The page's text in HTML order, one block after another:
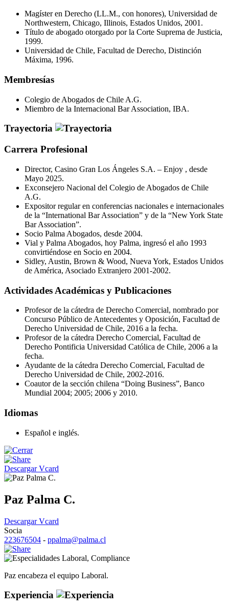
Magíster en Derecho (LL.M., con honores), Universidad de
Northwestern, Chicago, Illinois, Estados Unidos, 2001.
Título de abogado otorgado por la Corte Suprema de Justicia,
1999.
Universidad de Chile, Facultad de Derecho, Distinción
Máxima, 1996.
Membresías
Colegio de Abogados de Chile A.G.
Miembro de la Internacional Bar Association, IBA.
Trayectoria
Carrera Profesional
Director, Casino Gran Los Ángeles S.A. – Enjoy , desde
Mayo 2025.
Exconsejero Nacional del Colegio de Abogados de Chile
A.G.
Expositor regular en conferencias nacionales e internacionales
de la “International Bar Association” y de la “New York State
Bar Association”.
Socio Palma Abogados, desde 2004.
Vial y Palma Abogados, hoy Palma, ingresó el año 1993
convirtiéndose en Socio en 2004.
Sidley, Austin, Brown & Wood, Nueva York, Estados Unidos
de América, Asociado Extranjero 2001-2002.
Actividades Académicas y Publicaciones
Profesor de la cátedra de Derecho Comercial, nombrado por
Concurso Público de Antecedentes y Oposición, Facultad de
Derecho Universidad de Chile, 2016 a la fecha.
Profesor de la cátedra Derecho Comercial, Facultad de
Derecho Pontificia Universidad Católica de Chile, 2006 a la
fecha.
Ayudante de la cátedra Derecho Comercial, Facultad de
Derecho Universidad de Chile, 2002-2016.
Coautor de la sección chilena “Doing Business”, Banco
Mundial 2004; 2005; 2006 y 2010.
Idiomas
Español e inglés.
Descargar Vcard
Paz Palma C.
Descargar Vcard
Socia
223676504 - ppalma@palma.cl
Laboral, Compliance
Paz encabeza el equipo Laboral.
Experiencia